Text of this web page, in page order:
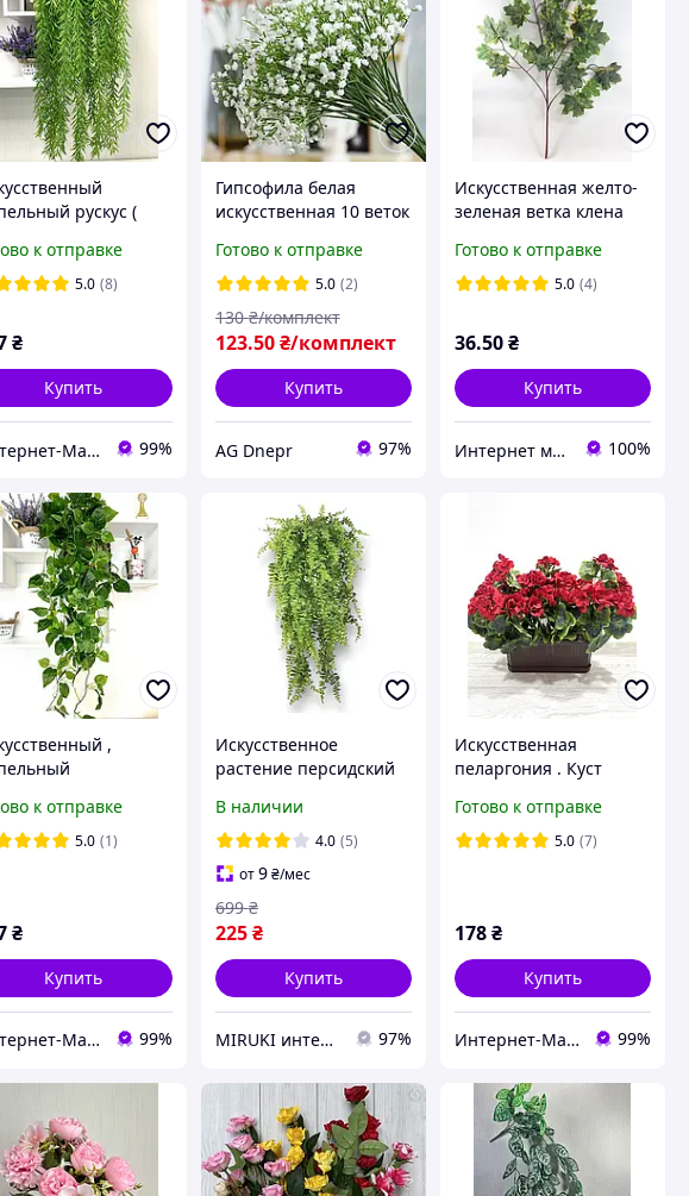
рускус (
к отправке
5.0 (8)
₴
Купить
Интернет-Магазин искусственных цветов Kvitochky 99%
Гипсофила белая
искусственная 10 веток
Готово к отправке
5.0 (2)
123.50 ₴/комплект
130 ₴/комплект
Купить
AG Dnepr 97%
Искусственная желто-
зеленая ветка клена
Готово к отправке
5.0 (4)
36.50₴
Купить
Интернет магазин- Фантастический букет 100%
,
см )к отправке
5.0 (1)
₴
Купить
Интернет-Магазин искусственных цветов Kvitochky 99%
Искусственное
растение персидский
для дома и сада |
Minimalism style
В наличии
4.0 (5)
от9 ₴/мес
225 ₴
699 ₴
Купить
MIRUKI интернет-магазин 97%
Искусственная
пеларгония . Куст
48 см )
Готово к отправке
5.0 (7)
178₴
Купить
Интернет-Магазин искусственных цветов Kvitochky 99%